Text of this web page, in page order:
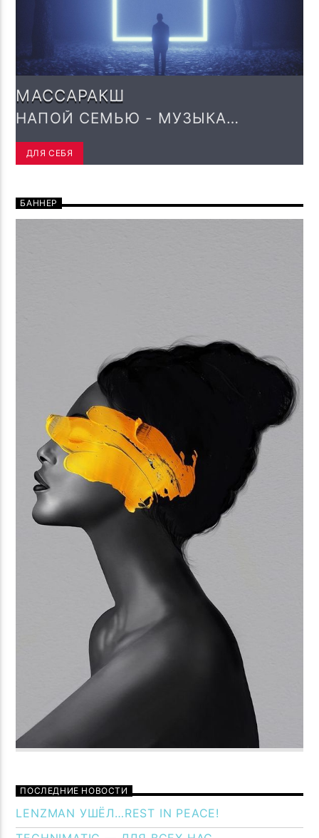
МАССАРАКШ
НАПОЙ СЕМЬЮ - МУЗЫКА
ДЛЯ СЕБЯ
БАННЕР
ПОСЛЕДНИЕ НОВОСТИ
LENZMAN УШЁЛ…REST IN PEACE!